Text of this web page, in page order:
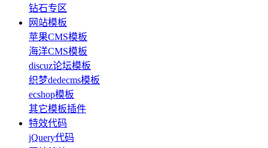
钻石专区
网站模板
苹果CMS模板
海洋CMS模板
discuz论坛模板
织梦dedecms模板
ecshop模板
其它模板插件
特效代码
jQuery代码